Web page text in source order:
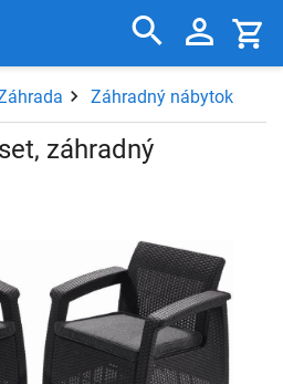
Záhradný nábytok
záhradný